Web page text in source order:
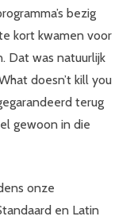
bezig
kort kwamen voor
Dat was natuurlijk
doesn’t kill you
terug
gewoon in die
onze
en Latin